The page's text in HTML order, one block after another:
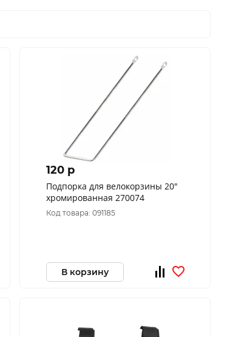
120 p
Подпорка для велокорзины 20"
хромированная 270074
Код товара: 091185
В корзину